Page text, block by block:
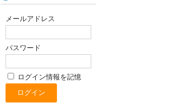
メールアドレス
パスワード
ログイン情報を記憶